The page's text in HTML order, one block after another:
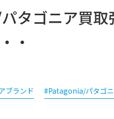
タゴニア買
・
ブランド #Patagonia/パタゴ